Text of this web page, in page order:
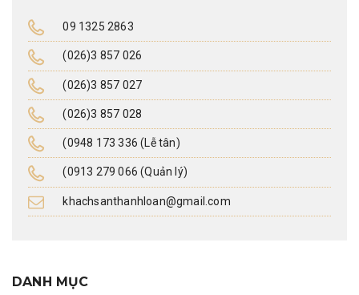
09 1325 2863
(026)3 857 026
(026)3 857 027
(026)3 857 028
(0948 173 336 (Lễ tân)
(0913 279 066 (Quản lý)
khachsanthanhloan@gmail.com
DANH MỤC